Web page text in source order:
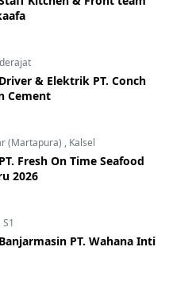
& Elektrik PT. Conch
Cement
(Martapura) , Kalsel
Fresh On Time Seafood
2026
,S1
PT. Wahana Inti